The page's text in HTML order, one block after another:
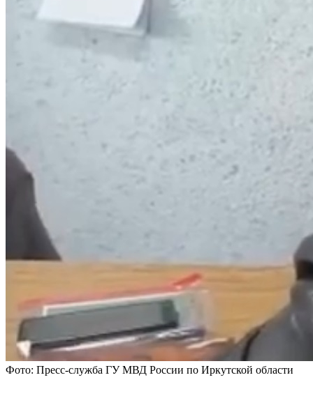
Фото: Пресс-служба ГУ МВД России по Иркутской области